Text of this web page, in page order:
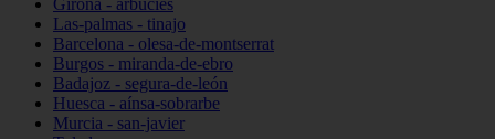
Girona - arbúcies
Las-palmas - tinajo
Barcelona - olesa-de-montserrat
Burgos - miranda-de-ebro
Badajoz - segura-de-león
Huesca - aínsa-sobrarbe
Murcia - san-javier